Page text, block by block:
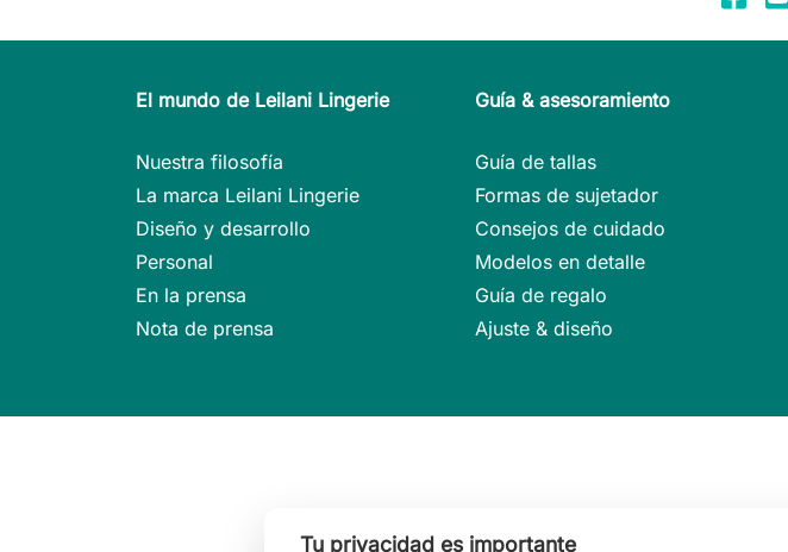
El mundo de Leilani Lingerie
Nuestra filosofía
La marca Leilani Lingerie
Diseño y desarrollo
Personal
En la prensa
Nota de prensa
Guía & asesoramiento
Guía de tallas
Formas de sujetador
Consejos de cuidado
Modelos en detalle
Guía de regalo
Ajuste & diseño
Tu privacidad es importante